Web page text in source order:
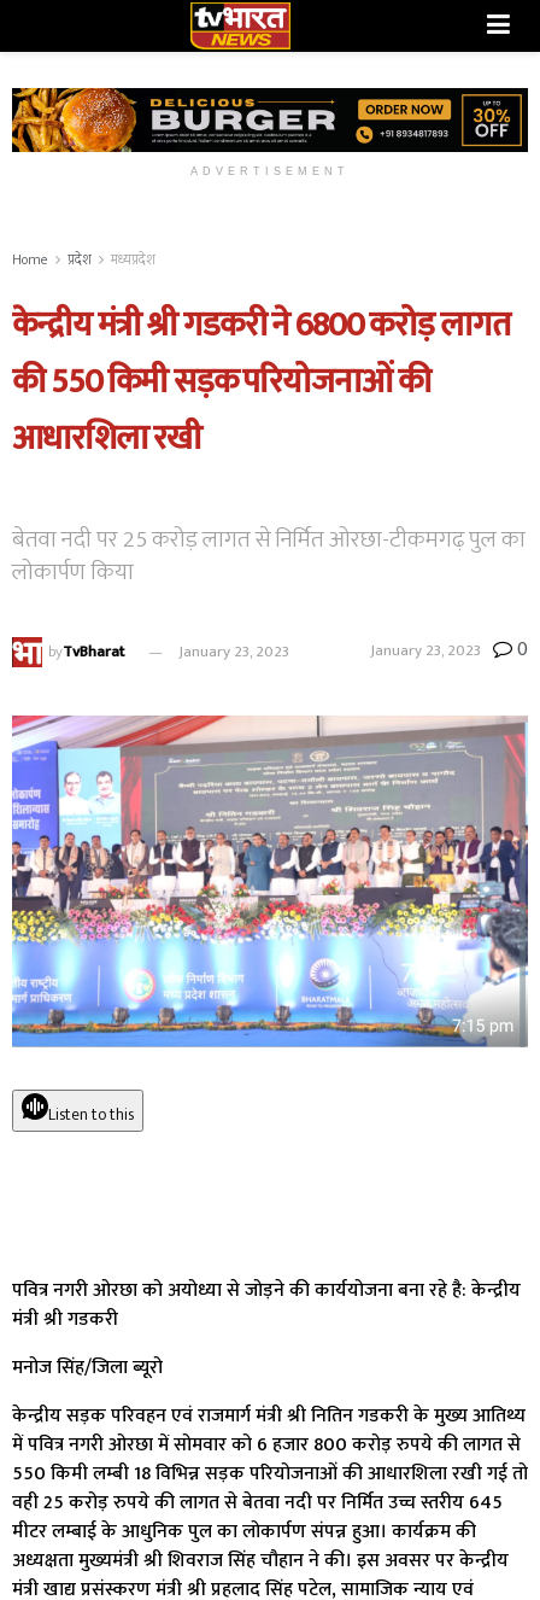
ADVERTISEMENT
Home प्रदेश मध्यप्रदेश
केन्द्रीय मंत्री श्री गडकरी ने 6800 करोड़ लागत
की 550 किमी सड़क परियोजनाओं की
आधारशिला रखी
बेतवा नदी पर 25 करोड़ लागत से निर्मित ओरछा-टीकमगढ़ पुल का
लोकार्पण किया
byTvBharat January 23, 2023 January 23, 2023 0
Listen to this
पवित्र नगरी ओरछा को अयोध्या से जोड़ने की कार्ययोजना बना रहे है: केन्द्रीय
मंत्री श्री गडकरी
मनोज सिंह/जिला ब्यूरो
केन्द्रीय सड़क परिवहन एवं राजमार्ग मंत्री श्री नितिन गडकरी के मुख्य आतिथ्य
में पवित्र नगरी ओरछा में सोमवार को 6 हजार 800 करोड़ रुपये की लागत से
550 किमी लम्बी 18 विभिन्न सड़क परियोजनाओं की आधारशिला रखी गई तो
वही 25 करोड़ रुपये की लागत से बेतवा नदी पर निर्मित उच्च स्तरीय 645
मीटर लम्बाई के आधुनिक पुल का लोकार्पण संपन्न हुआ। कार्यक्रम की
अध्यक्षता मुख्यमंत्री श्री शिवराज सिंह चौहान ने की। इस अवसर पर केन्द्रीय
मंत्री खाद्य प्रसंस्करण मंत्री श्री प्रहलाद सिंह पटेल, सामाजिक न्याय एवं